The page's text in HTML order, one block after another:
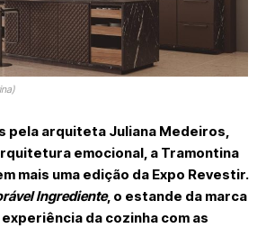
pela arquiteta Juliana Medeiros,
emocional, a Tramontina
mais uma edição da Expo Revestir.
Ingrediente, o estande da marca
da cozinha com as